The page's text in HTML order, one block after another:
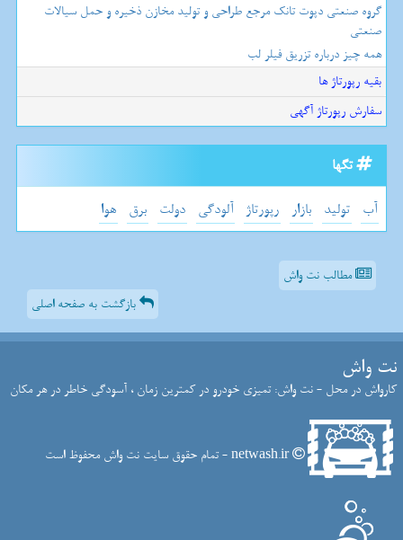
گروه صنعتی دپوت تانک مرجع طراحی و تولید مخازن ذخیره و حمل سیالات
صنعتی
همه چیز درباره تزریق فیلر لب
بقیه رپورتاژ ها
سفارش رپورتاژ آگهی
تگها
آب تولید بازار رپورتاژ آلودگی دولت برق هوا
مطالب نت واش
بازگشت به صفحه اصلی
نت واش
کارواش در محل - نت واش: تمیزی خودرو در کمترین زمان ، آسودگی خاطر در هر مکان
netwash.ir - تمام حقوق سایت نت واش محفوظ است